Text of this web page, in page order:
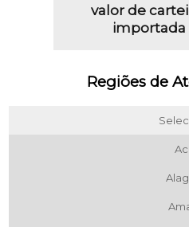
valor de
importada
Regiões de